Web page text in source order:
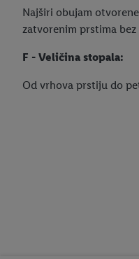
Najširi obujam
zatvorenim prstima bez
F - Veličina stopala:
Od vrhova prstiju do